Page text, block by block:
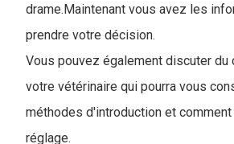
drame.Maintenant vous avez les
prendre votre décision.
Vous pouvez également discuter du
votre vétérinaire qui pourra vous
méthodes d'introduction et
réglage.